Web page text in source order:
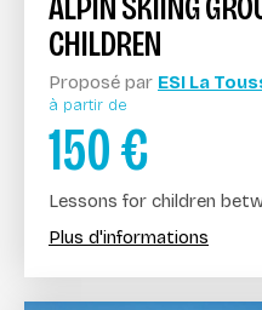
CHILDREN
Proposé par ESI La
à partir de
150€
Lessons for children
Plus d'informations